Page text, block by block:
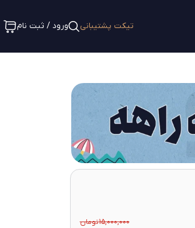
تیکت پشتیبانی ورود / ثبت نام
15,000,000تومان